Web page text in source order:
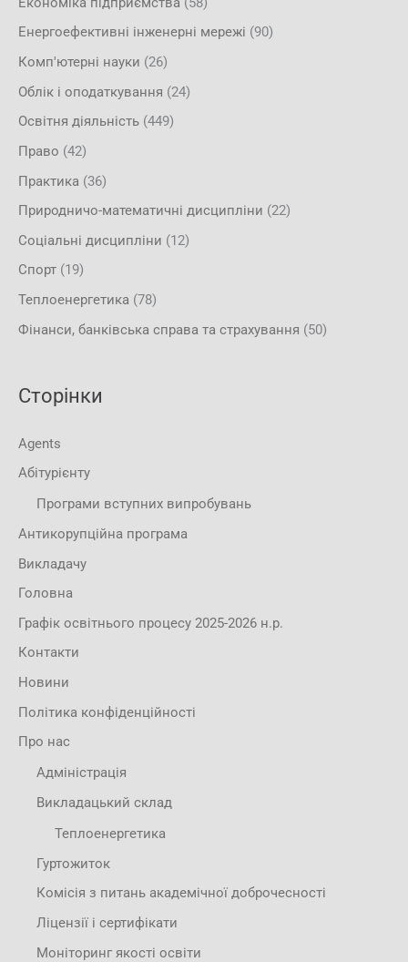
Енергоефективні інженерні мережі (90)
Комп'ютерні науки (26)
Облік і оподаткування (24)
Освітня діяльність (449)
Право (42)
Практика (36)
Природничо-математичні дисципліни (22)
Соціальні дисципліни (12)
Спорт (19)
Теплоенергетика (78)
Фінанси, банківська справа та страхування (50)
Сторінки
Agents
Абітурієнту
Програми вступних випробувань
Антикорупційна програма
Викладачу
Головна
Графік освітнього процесу 2025-2026 н.р.
Контакти
Новини
Політика конфіденційності
Про нас
Адміністрація
Викладацький склад
Теплоенергетика
Гуртожиток
Комісія з питань академічної доброчесності
Ліцензії і сертифікати
Моніторинг якості освіти